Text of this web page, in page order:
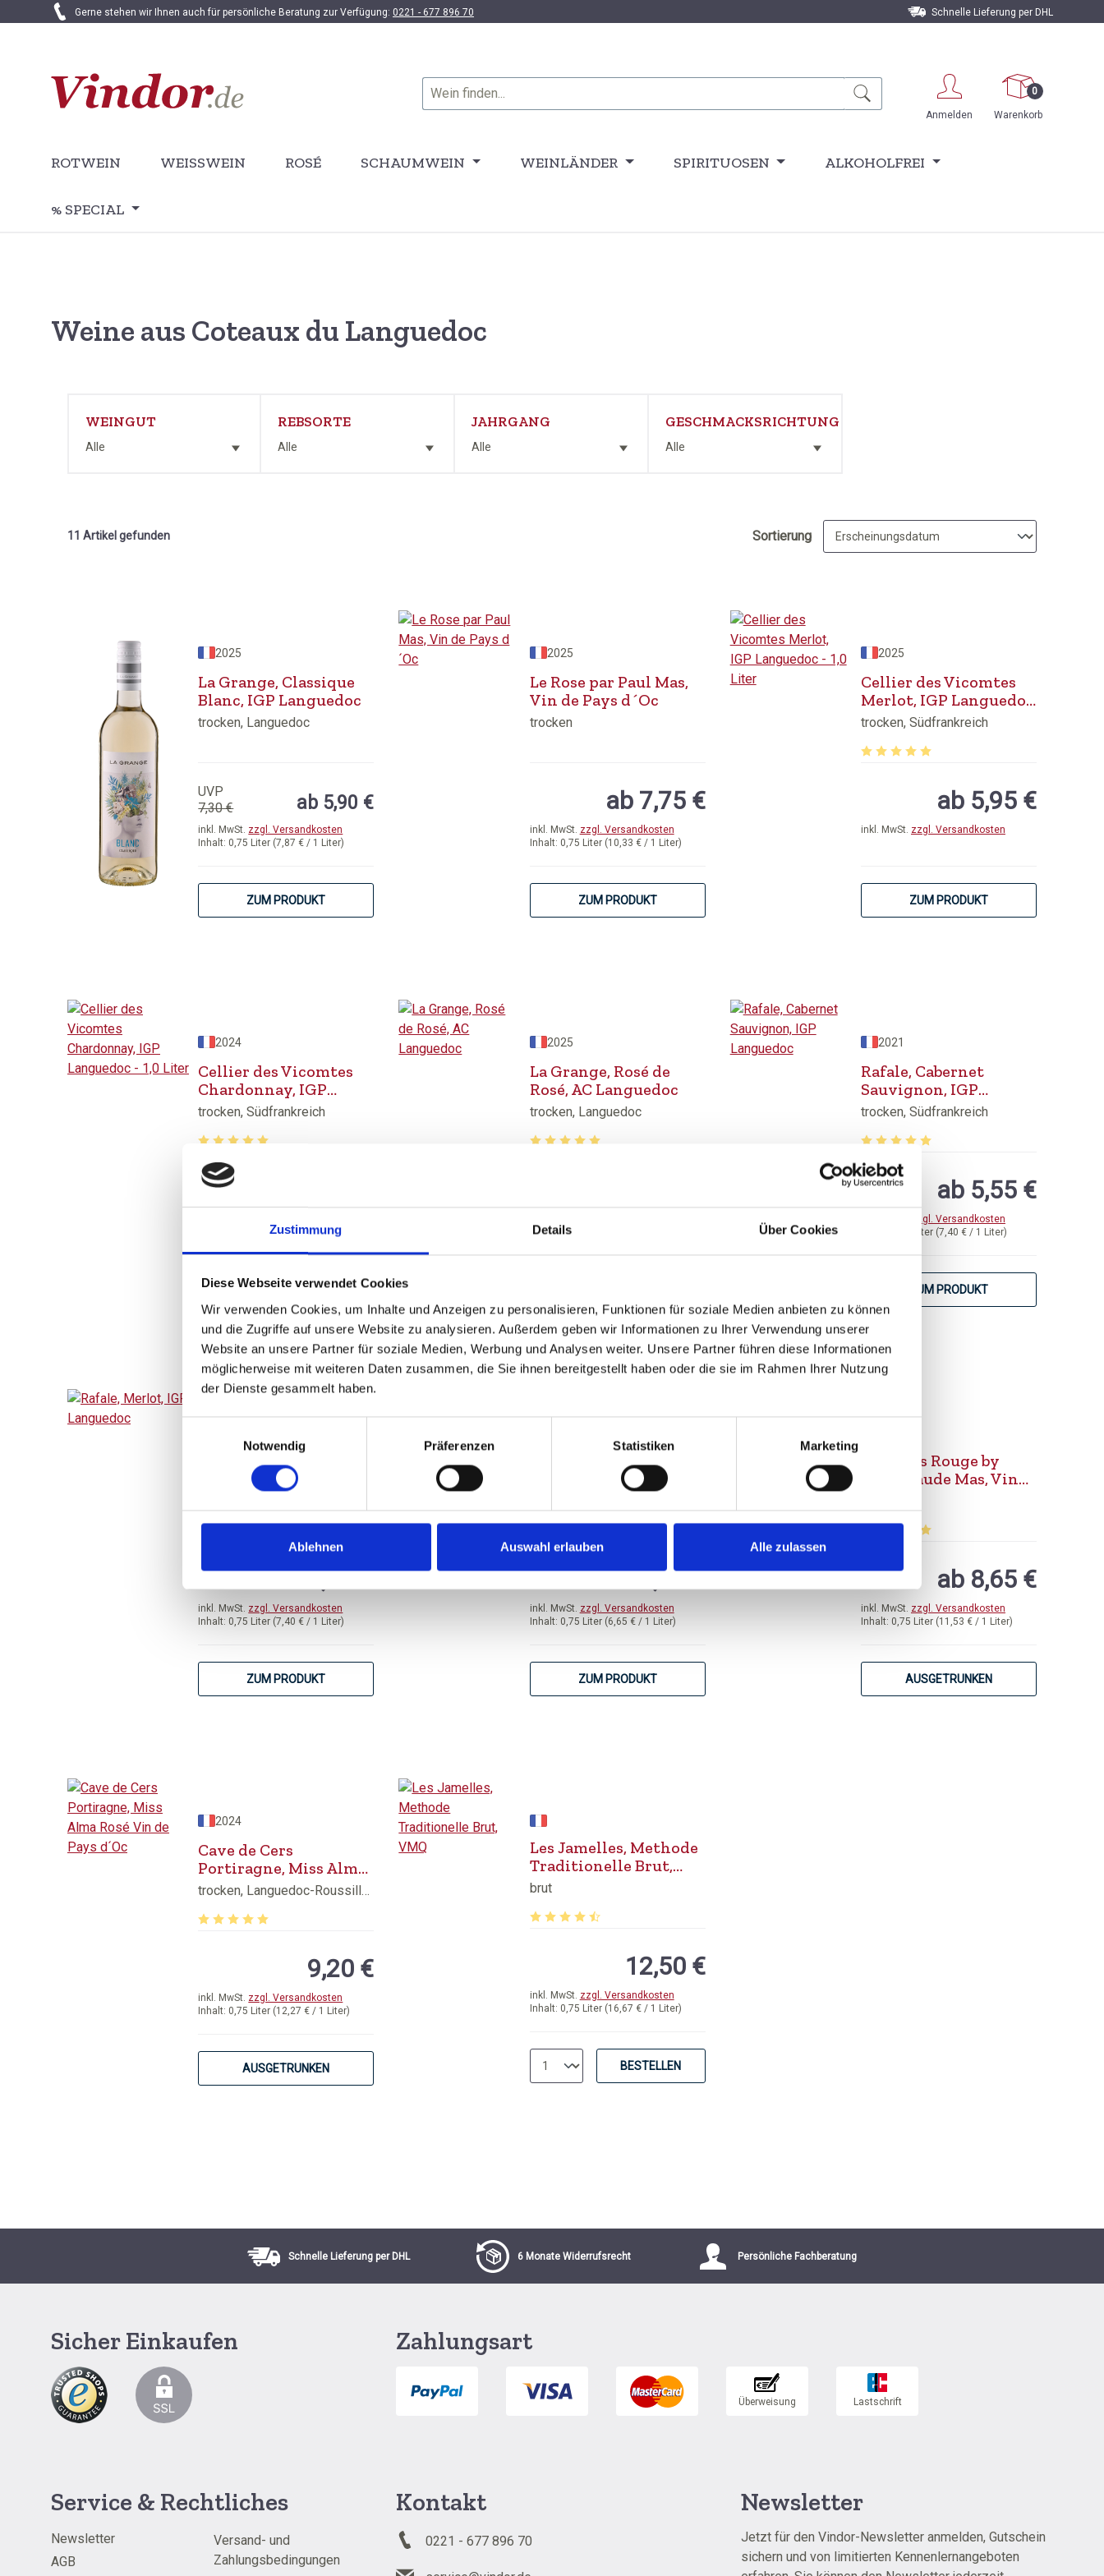
Zustimmung Details Über Cookies
Diese Webseite verwendet Cookies
Wir verwenden Cookies, um Inhalte und Anzeigen zu personalisieren, Funktionen für soziale Medien anbieten zu können
und die Zugriffe auf unsere Website zu analysieren. Außerdem geben wir Informationen zu Ihrer Verwendung unserer
Website an unsere Partner für soziale Medien, Werbung und Analysen weiter. Unsere Partner führen diese Informationen
möglicherweise mit weiteren Daten zusammen, die Sie ihnen bereitgestellt haben oder die sie im Rahmen Ihrer Nutzung
der Dienste gesammelt haben.
Notwendig
Präferenzen Statistiken Marketing
Ablehnen Auswahl erlauben Alle zulassen
Hauptinhalt springen
Zur Suche springen
Zur Hauptnavigation springen
Gerne stehen wir Ihnen auch für persönliche Beratung zur Verfügung: 0221 - 677 896 70 Schnelle Lieferung per DHL
Anmelden
0
Warenkorb
ROTWEIN WEISSWEIN ROSÉ SCHAUMWEIN WEINLÄNDER SPIRITUOSEN ALKOHOLFREI
% SPECIAL
Weine aus Coteaux du Languedoc
WEINGUT
Alle
REBSORTE
Alle
JAHRGANG
Alle
GESCHMACKSRICHTUNG
Alle
11 Artikel gefunden Sortierung
2025
La Grange, Classique
Blanc, IGP Languedoc
trocken, Languedoc
Inhalt: 0,75 Liter (7,87 € / 1 Liter)
inkl. MwSt. zzgl. Versandkosten
UVP
7,30 €
ab 5,90 €
ZUM PRODUKT
2025
Le Rose par Paul Mas,
Vin de Pays d´Oc
trocken
Inhalt: 0,75 Liter (10,33 € / 1 Liter)
inkl. MwSt. zzgl. Versandkosten
ab 7,75 €
ZUM PRODUKT
2025
Cellier des Vicomtes
Merlot, IGP Languedoc
- 1,0 Liter
trocken, Südfrankreich
inkl. MwSt. zzgl. Versandkosten
ab 5,95 €
ZUM PRODUKT
2024
Cellier des Vicomtes
Chardonnay, IGP
Languedoc - 1,0 Liter
trocken, Südfrankreich
Durchschnittliche Bewertung von 5 von 5 Sternen
BESTELLEN
2025
La Grange, Rosé de
Rosé, AC Languedoc
trocken, Languedoc
Inhalt:0,75 Liter
2021
Rafale, Cabernet
Sauvignon, IGP
Languedoc
trocken, Südfrankreich
Durchschnittliche Bewertung von 5 von 5
0,75 Liter (7,40 € / 1 Liter)
zzgl. Versandkosten
ab 5,55 €
ZUM PRODUKT
Rafale, Merlot, IGP
Languedoc
Durchschnittliche Bewertung von 5 von 5 Sternen
Inhalt: 0,75 Liter (7,40 € / 1 Liter)
inkl. MwSt. zzgl. Versandkosten
ab 5,55 €
ZUM PRODUKT
Rafale, Syrah, IGP
Durchschnittliche Bewertung von 5 von 5 Sternen
Inhalt: 0,75 Liter (6,65 € / 1 Liter)
inkl. MwSt. zzgl. Versandkosten
ab 4,99 €
ZUM PRODUKT
Le X Mas Rouge by
Jean Claude Mas, Vin
Inhalt: 0,75 Liter (11,53 € / 1 Liter)
inkl. MwSt. zzgl. Versandkosten
ab 8,65 €
AUSGETRUNKEN
2024
Cave de Cers
Portiragne, Miss Alma
Rosé Vin de Pays d´Octrocken, Languedoc-Roussillon
Inhalt: 0,75 Liter (12,27 € / 1 Liter)
inkl. MwSt. zzgl. Versandkosten
9,20 €
AUSGETRUNKEN
Les Jamelles, Methode
Traditionelle Brut,
VMQ
brut
Inhalt: 0,75 Liter (16,67 € / 1 Liter)
inkl. MwSt. zzgl. Versandkosten
12,50 €
BESTELLEN
Schnelle Lieferung per DHL 6 Monate Widerrufsrecht Persönliche Fachberatung
Sicher Einkaufen Zahlungsart
Service & Rechtliches
Newsletter
AGB
Versand- und
Zahlungsbedingungen
Kontakt
0221 - 677 896 70
Newsletter
Jetzt für den Vindor-Newsletter anmelden, Gutschein
sichern und von limitierten Kennenlernangeboten